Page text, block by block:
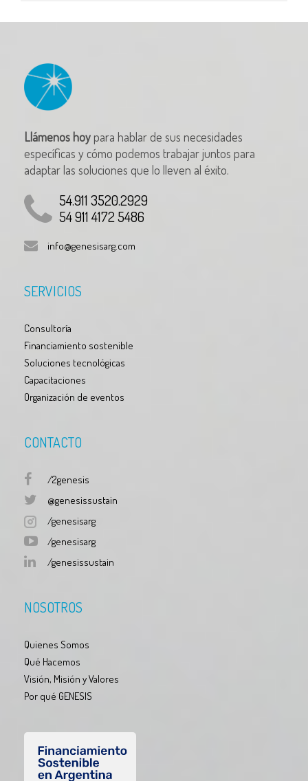
Llámenos hoypara hablar de sus necesidades
específicas y cómo podemos trabajar juntos para
adaptar las soluciones que lo lleven al éxito.
54.911 3520.2929
54 911 4172 5486
info@genesisarg.com
SERVICIOS
Consultoría
Financiamiento sostenible
Soluciones tecnológicas
Capacitaciones
Organización de eventos
CONTACTO
/2genesis
@genesissustain
/genesisarg
/genesisarg
/genesissustain
NOSOTROS
Quienes Somos
Qué Hacemos
Visión, Misión y Valores
Por qué GENESIS